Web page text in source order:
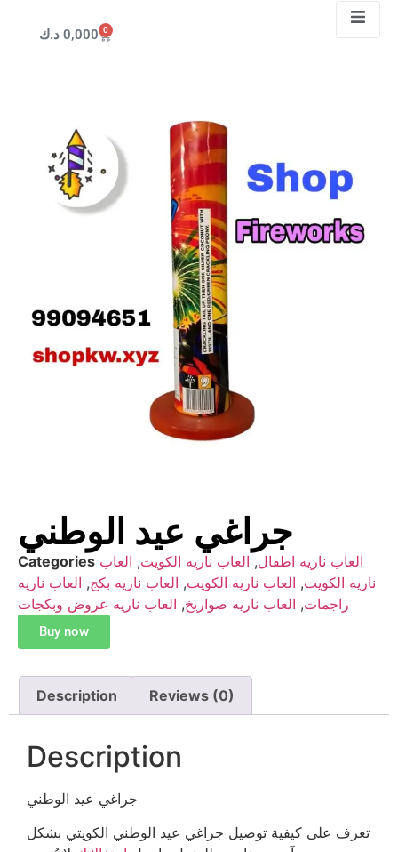
0,000 د.ك 0
جراغي عيد الوطني
Categories العاب ناريه اطفال, العاب ناريه الكويت, العاب
ناريه الكويت, العاب ناريه الكويت, العاب ناريه بكج, العاب ناريه
راجمات, العاب ناريه صواريخ, العاب ناريه عروض وبكجات
Buy now
Description Reviews (0)
Description
جراغي عيد الوطني
تعرف على كيفية توصيل جراغي عيد الوطني الكويتي بشكل